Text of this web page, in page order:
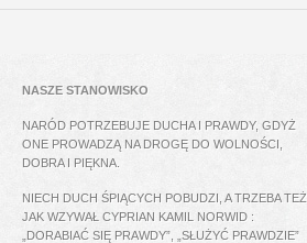
NASZE STANOWISKO
NARÓD POTRZEBUJE DUCHA I PRAWDY, GDYŻ
ONE PROWADZĄ NA DROGĘ DO WOLNOŚCI,
DOBRA I PIĘKNA.
NIECH DUCH ŚPIĄCYCH POBUDZI, A TRZEBA TEŻ,
JAK WZYWAŁ CYPRIAN KAMIL NORWID :
„DORABIAĆ SIĘ PRAWDY”, „SŁUŻYĆ PRAWDZIE”